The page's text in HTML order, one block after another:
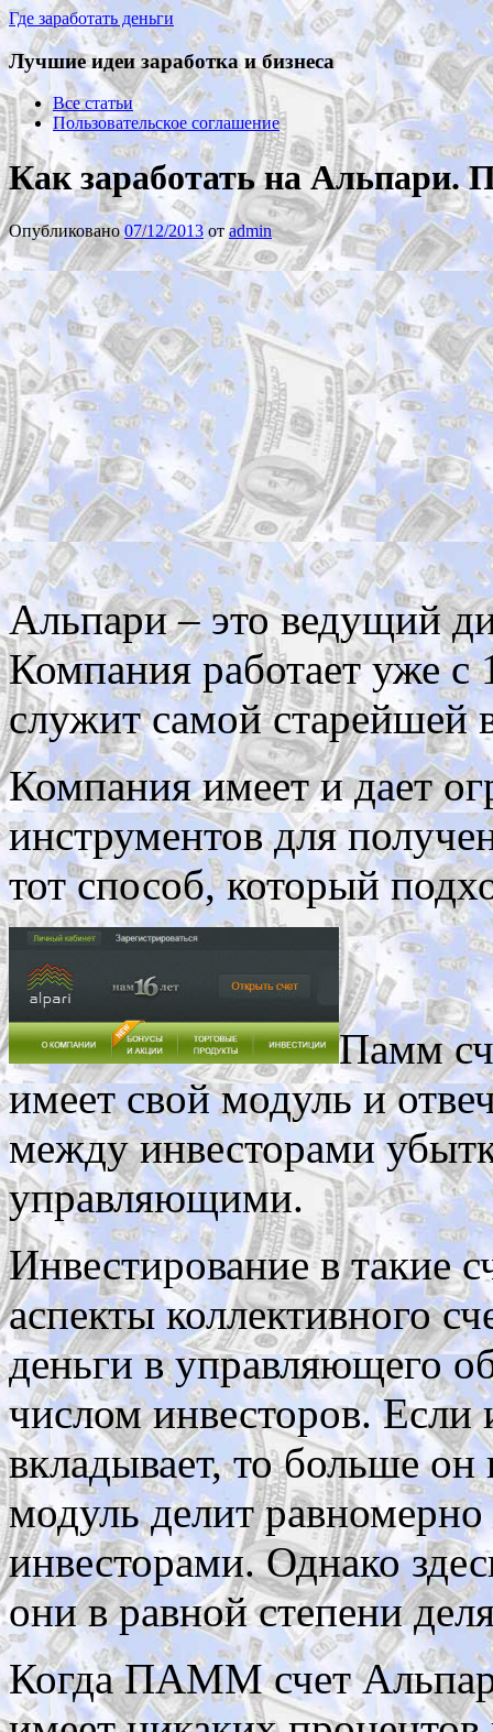
Где заработать деньги
Лучшие идеи заработка и бизнеса
Все статьи
Пользовательское соглашение
Как заработать на Альпари.
Опубликовано07/12/2013 отadmin
Альпари – это ведущий
Компания работает уже
служит самой старейшей
Компания имеет и дает
инструментов для
тот способ, который
Памм
имеет свой модуль и
между инвесторами
управляющими.
Инвестирование в такие
аспекты коллективного
деньги в управляющего
числом инвесторов. Если
вкладывает, то больше он
модуль делит
инвесторами. Однако
они в равной степени
Когда ПАММ счет